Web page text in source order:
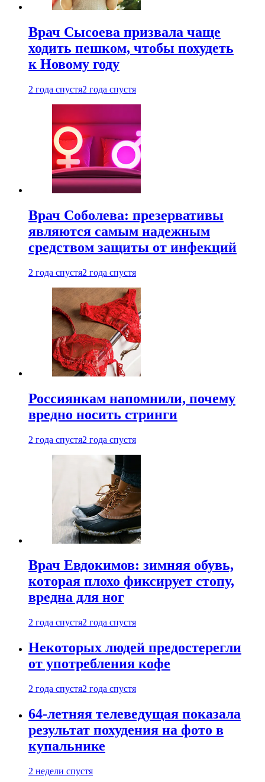
Врач Сысоева призвала чаще
ходить пешком, чтобы похудеть
к Новому году
2 года спустя2 года спустя
Врач Соболева: презервативы
являются самым надежным
средством защиты от инфекций
2 года спустя2 года спустя
Россиянкам напомнили, почему
вредно носить стринги
2 года спустя2 года спустя
Врач Евдокимов: зимняя обувь,
которая плохо фиксирует стопу,
вредна для ног
2 года спустя2 года спустя
Некоторых людей предостерегли
от употребления кофе
2 года спустя2 года спустя
64-летняя телеведущая показала
результат похудения на фото в
купальнике
2 недели спустя